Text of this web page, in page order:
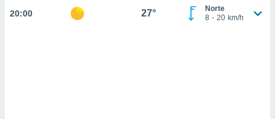
y
20:00 27°
Norte
8 - 20 km/h